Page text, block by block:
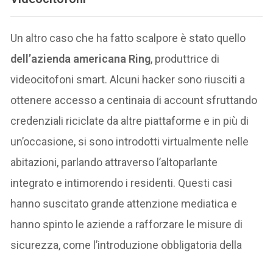
Un altro caso che ha fatto scalpore è stato quello
dell’azienda americana Ring, produttrice di
videocitofoni smart. Alcuni hacker sono riusciti a
ottenere accesso a centinaia di account sfruttando
credenziali riciclate da altre piattaforme e in più di
un’occasione, si sono introdotti virtualmente nelle
abitazioni, parlando attraverso l’altoparlante
integrato e intimorendo i residenti. Questi casi
hanno suscitato grande attenzione mediatica e
hanno spinto le aziende a rafforzare le misure di
sicurezza, come l’introduzione obbligatoria della